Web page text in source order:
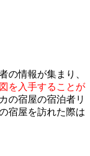
の情報が集まり、
を入手することが
の宿屋の宿泊者リ
宿屋を訪れた際は